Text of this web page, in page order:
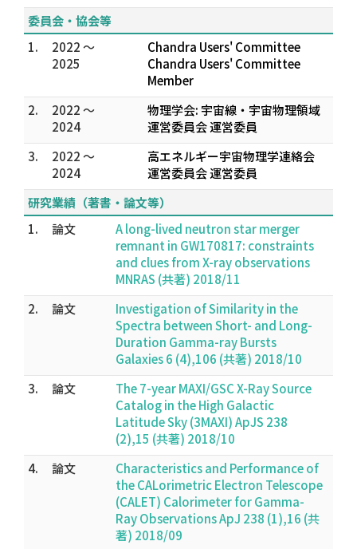
委員会・協会等
1.
2022 ～
2025
Chandra Users' Committee
Chandra Users' Committee
Member
2.
2022 ～
2024
物理学会: 宇宙線・宇宙物理領域
運営委員会 運営委員
3.
2022 ～
2024
高エネルギー宇宙物理学連絡会
運営委員会 運営委員
研究業績（著書・論文等）
1.
論文
A long-lived neutron star merger
remnant in GW170817: constraints
and clues from X-ray observations
MNRAS (共著) 2018/11
2.
論文
Investigation of Similarity in the
Spectra between Short- and Long-
Duration Gamma-ray Bursts
Galaxies 6 (4),106 (共著) 2018/10
3.
論文
The 7-year MAXI/GSC X-Ray Source
Catalog in the High Galactic
Latitude Sky (3MAXI) ApJS 238
(2),15 (共著) 2018/10
4.
論文
Characteristics and Performance of
the CALorimetric Electron Telescope
(CALET) Calorimeter for Gamma-
Ray Observations ApJ 238 (1),16 (共
著) 2018/09